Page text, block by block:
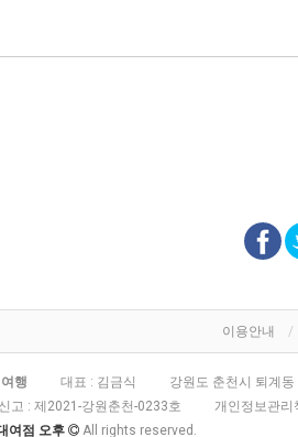
이용안내
행 대표 : 김금식
강원도 춘천시 퇴계
고 : 제2021-강원춘천-0233호
개인정보관리
여점 오후
All rights reserved.